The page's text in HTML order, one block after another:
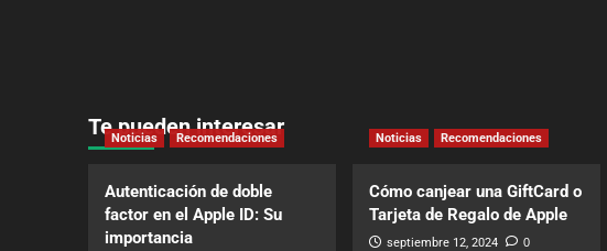
Te pueden interesar
Noticias Recomendaciones
Autenticación de doble
factor en el Apple ID: Su
importancia
Noticias Recomendaciones
Cómo canjear una GiftCard o
Tarjeta de Regalo de Apple
septiembre 12, 2024 0